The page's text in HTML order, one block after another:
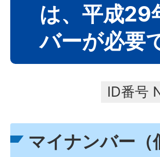
は、平成29
バーが必要
ID番号
マイナンバー（